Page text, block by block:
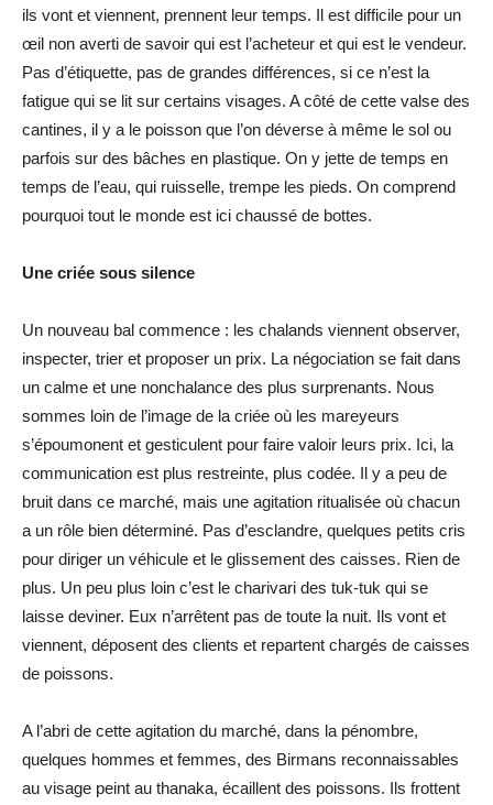
ils vont et viennent, prennent leur temps. Il est difficile pour un
œil non averti de savoir qui est l’acheteur et qui est le vendeur.
Pas d’étiquette, pas de grandes différences, si ce n’est la
fatigue qui se lit sur certains visages. A côté de cette valse des
cantines, il y a le poisson que l’on déverse à même le sol ou
parfois sur des bâches en plastique. On y jette de temps en
temps de l’eau, qui ruisselle, trempe les pieds. On comprend
pourquoi tout le monde est ici chaussé de bottes.
Une criée sous silence
Un nouveau bal commence : les chalands viennent observer,
inspecter, trier et proposer un prix. La négociation se fait dans
un calme et une nonchalance des plus surprenants. Nous
sommes loin de l’image de la criée où les mareyeurs
s’époumonent et gesticulent pour faire valoir leurs prix. Ici, la
communication est plus restreinte, plus codée. Il y a peu de
bruit dans ce marché, mais une agitation ritualisée où chacun
a un rôle bien déterminé. Pas d’esclandre, quelques petits cris
pour diriger un véhicule et le glissement des caisses. Rien de
plus. Un peu plus loin c’est le charivari des tuk-tuk qui se
laisse deviner. Eux n’arrêtent pas de toute la nuit. Ils vont et
viennent, déposent des clients et repartent chargés de caisses
de poissons.
A l’abri de cette agitation du marché, dans la pénombre,
quelques hommes et femmes, des Birmans reconnaissables
au visage peint au thanaka, écaillent des poissons. Ils frottent